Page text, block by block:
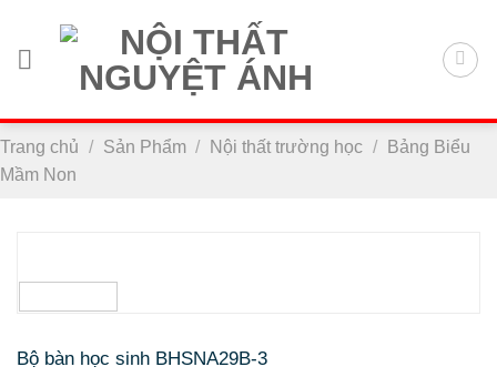
nội
Trang chủ / Sản Phẩm / Nội thất trường học /
Bảng Biểu
Mầm Non
Bộ bàn học sinh BHSNA29B-3